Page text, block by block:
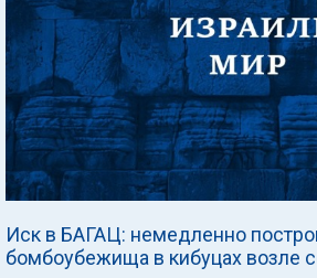
Иск в БАГАЦ: немедленно
бомбоубежища в кибуцах возле